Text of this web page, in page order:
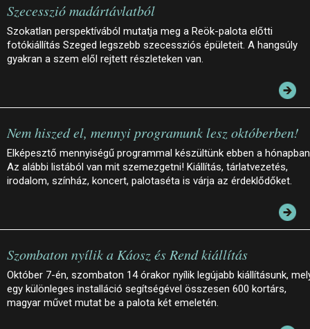
Szecesszió madártávlatból
Szokatlan perspektívából mutatja meg a Reök-palota előtti
fotókiállítás Szeged legszebb szecessziós épületeit. A hangsúly
gyakran a szem elől rejtett részleteken van.
Nem hiszed el, mennyi programunk lesz októberben!
Elképesztő mennyiségű programmal készültünk ebben a
Az alábbi listából van mit szemezgetni! Kiállítás, tárlatvezetés,
irodalom, színház, koncert, palotaséta is várja az érdeklődőket.
Szombaton nyílik a Káosz és Rend kiállítás
Október 7-én, szombaton 14 órakor nyílik legújabb kiállításunk,
egy különleges installáció segítségével összesen 600 kortárs,
magyar művet mutat be a palota két emeletén.